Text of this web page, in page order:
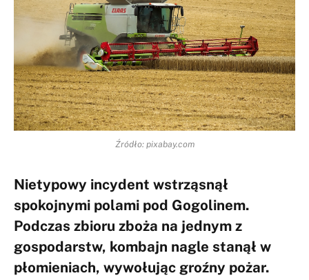
Źródło: pixabay.com
Nietypowy incydent wstrząsnął
spokojnymi polami pod Gogolinem.
Podczas zbioru zboża na jednym z
gospodarstw, kombajn nagle stanął w
płomieniach, wywołując groźny pożar.